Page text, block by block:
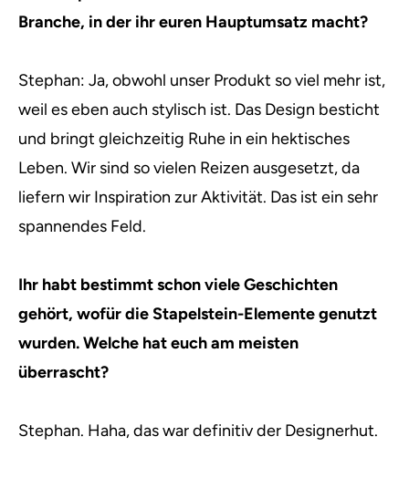
Branche, in der ihr euren Hauptumsatz macht?
Stephan: Ja, obwohl unser Produkt so viel mehr ist,
weil es eben auch stylisch ist. Das Design besticht
und bringt gleichzeitig Ruhe in ein hektisches
Leben. Wir sind so vielen Reizen ausgesetzt, da
liefern wir Inspiration zur Aktivität. Das ist ein sehr
spannendes Feld.
Ihr habt bestimmt schon viele Geschichten
gehört, wofür die Stapelstein-Elemente genutzt
wurden. Welche hat euch am meisten
überrascht?
Stephan. Haha, das war definitiv der Designerhut.